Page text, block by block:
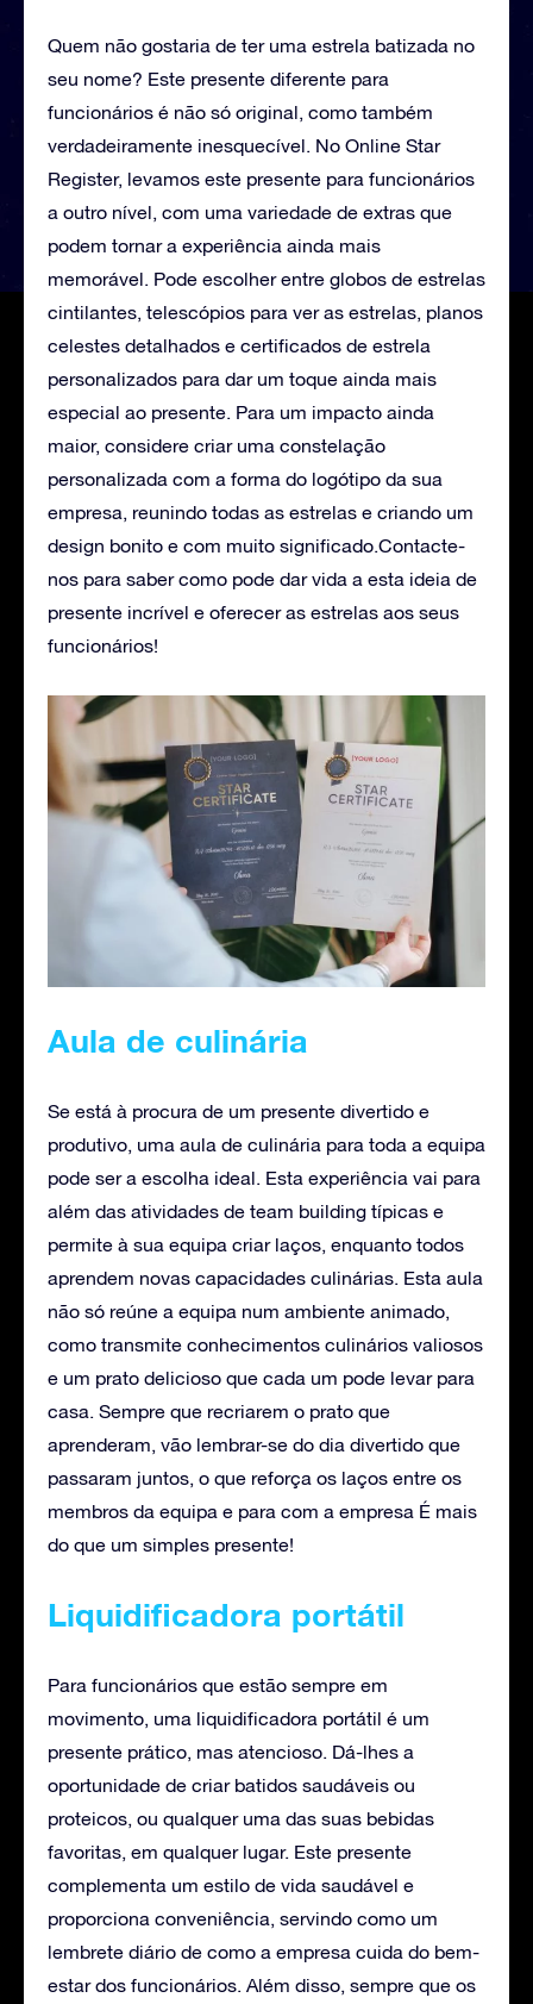
Quem não gostaria de ter uma estrela batizada no
seu nome? Este presente diferente para
funcionários é não só original, como também
verdadeiramente inesquecível. No Online Star
Register, levamos este presente para funcionários
a outro nível, com uma variedade de extras que
podem tornar a experiência ainda mais
memorável. Pode escolher entre globos de estrelas
cintilantes, telescópios para ver as estrelas, planos
celestes detalhados e certificados de estrela
personalizados para dar um toque ainda mais
especial ao presente. Para um impacto ainda
maior, considere criar uma constelação
personalizada com a forma do logótipo da sua
empresa, reunindo todas as estrelas e criando um
design bonito e com muito significado.Contacte-
nos para saber como pode dar vida a esta ideia de
presente incrível e oferecer as estrelas aos seus
funcionários!
Aula de culinária
Se está à procura de um presente divertido e
produtivo, uma aula de culinária para toda a equipa
pode ser a escolha ideal. Esta experiência vai para
além das atividades de team building típicas e
permite à sua equipa criar laços, enquanto todos
aprendem novas capacidades culinárias. Esta aula
não só reúne a equipa num ambiente animado,
como transmite conhecimentos culinários valiosos
e um prato delicioso que cada um pode levar para
casa. Sempre que recriarem o prato que
aprenderam, vão lembrar-se do dia divertido que
passaram juntos, o que reforça os laços entre os
membros da equipa e para com a empresa É mais
do que um simples presente!
Liquidificadora portátil
Para funcionários que estão sempre em
movimento, uma liquidificadora portátil é um
presente prático, mas atencioso. Dá-lhes a
oportunidade de criar batidos saudáveis ou
proteicos, ou qualquer uma das suas bebidas
favoritas, em qualquer lugar. Este presente
complementa um estilo de vida saudável e
proporciona conveniência, servindo como um
lembrete diário de como a empresa cuida do bem-
estar dos funcionários. Além disso, sempre que os